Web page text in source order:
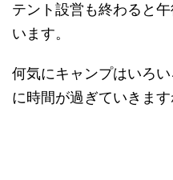
テント設営も終わると
います。
何気にキャンプはいろ
に時間が過ぎていきます